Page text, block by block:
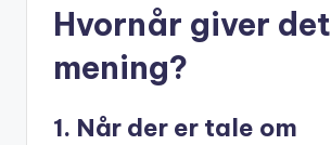
Hvornår giver det
mening?
1. Når der er tale om